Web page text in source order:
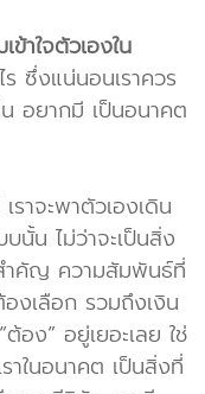
ข้าใจตัวเองใน
ร ซึ่งแน่นอนเราควร
อยากมี เป็นอนาคต
ราจะพาตัวเองเดิน
นั้น ไม่ว่าจะเป็นสิ่ง
สำคัญ ความสัมพันธ์ที่
งเลือก รวมถึงเงิน
อง” อยู่เยอะเลย ใช่
าในอนาคต เป็นสิ่งที่